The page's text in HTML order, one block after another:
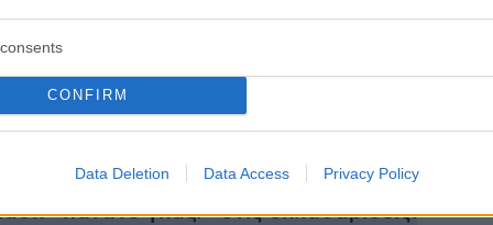
CONFIRM
Data Deletion Data Access Privacy Policy
Παίδων 4χρονη με εκτεταμένα
Ήταν αβοήθητη για μέρες, συνελήφθη η
«πατάνε γκάζι» στις εκκαθαρίσεις: